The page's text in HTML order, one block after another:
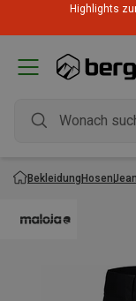
Highlights
BekleidungHosen